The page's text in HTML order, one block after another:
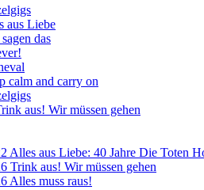
aus Liebe
das
calm and carry on
aus! Wir müssen gehen
Alles aus Liebe: 40 Jahre Die Toten
Trink aus! Wir müssen gehen
Alles muss raus!